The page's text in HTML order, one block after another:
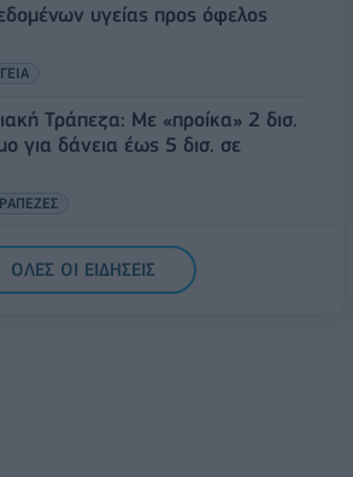
υγείας προς όφελος
Τράπεζα: Με «προίκα» 2 δισ.
για δάνεια έως 5 δισ. σε
ορίζοντα: Πού βρίσκεται η
τεχνολογική μετάβαση
ΟΛΕΣ ΟΙ ΕΙΔΗΣΕΙΣ